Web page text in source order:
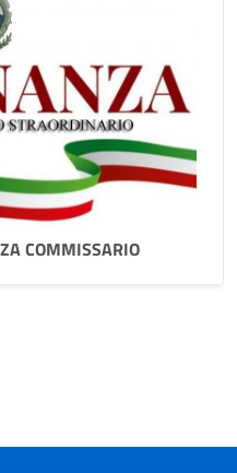
COMMISSARIO